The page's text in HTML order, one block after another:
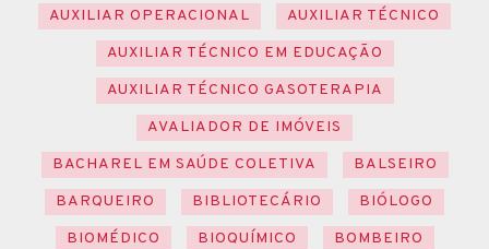
AUXILIAR OPERACIONAL
AUXILIAR TÉCNICO
AUXILIAR TÉCNICO EM EDUCAÇÃO
AUXILIAR TÉCNICO GASOTERAPIA
AVALIADOR DE IMÓVEIS
BACHAREL EM SAÚDE COLETIVA
BALSEIRO
BARQUEIRO
BIBLIOTECÁRIO
BIÓLOGO
BIOMÉDICO
BIOQUÍMICO
BOMBEIRO